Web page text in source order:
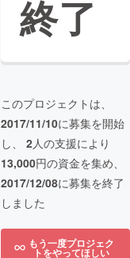
終了
このプロジェクトは、
2017/11/10に募集を開始
し、 2人の支援により
13,000円の資金を集め、
2017/12/08に募集を終了
しました
もう一度プロジェク
トをやってほしい